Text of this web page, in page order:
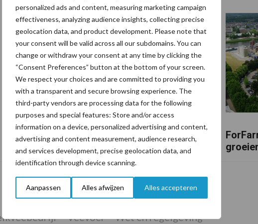
personalized ads and content, measuring marketing campaign
effectiveness, analyzing audience insights, collecting precise
geolocation data, and product development. Please note that
your consent will be valid across all our subdomains. You can
change or withdraw your consent at any time by clicking the
“Consent Preferences” button at the bottom of your screen.
We respect your choices and are committed to providing you
with a transparent and secure browsing experience. The
third-party vendors are processing data for the following
purposes and special features: Store and/or access
information on a device, personalized advertising and content,
advertising and content measurement, audience research,
and services development, precise geolocation data, and
identification through device scanning.
Aanpassen Alles afwijzen Alles accepteren
De speenhuid: een vaak onderschatte
risicofactor voor mastitis
Veevoer Wet en regelgeving